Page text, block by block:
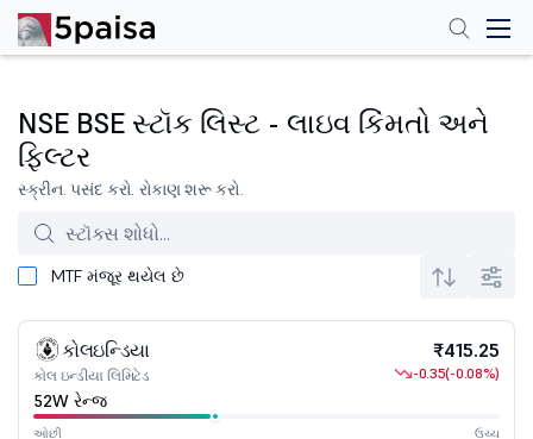
NSE BSE સ્ટૉક લિસ્ટ - લાઇવ કિંમતો અને
ફિલ્ટર
સ્ક્રીન. પસંદ કરો. રોકાણ શરૂ કરો.
MTF મંજૂર થયેલ છે
કોલઇન્ડિયા
કોલ ઇન્ડીયા લિમિટેડ
₹415.25
-0.35(-0.08%)
52W રેન્જ
ઓછી ઉચ્ચ